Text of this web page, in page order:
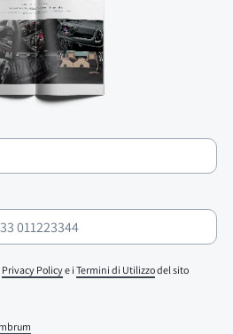
Privacy Policye i Termini di Utilizzodel sito